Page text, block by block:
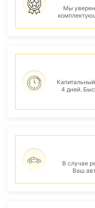
Мы
4 дней.
В случае
Ваш